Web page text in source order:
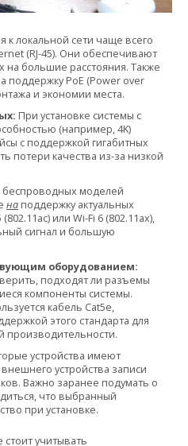
к локальной сети чаще всего
(RJ-45). Они обеспечивают
большие расстояния. Также
поддержку PoE (Power over
и экономии места.
При установке системы с
(например, 4K)
с поддержкой гигабитных
потери качества из-за низкой
беспроводных моделей
на поддержку актуальных
или Wi-Fi 6 (802.11ax),
сигнал и большую
оборудованием:
подходят ли разъемы
компоненты системы.
кабель Cat5e,
этого стандарта для
производительности.
устройства имеют
устройства записи
Важно заранее подумать о
что выбранный
при установке.
учитывать